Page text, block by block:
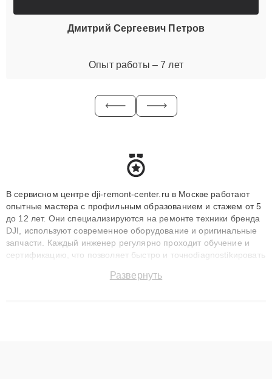
Дмитрий Сергеевич Петров
Опыт работы – 7 лет
В сервисном центре dji-remont-center.ru в Москве работают
опытные мастера с профильным образованием и стажем от 5
до 12 лет. Они специализируются на ремонте техники бренда
DJI, используют современное оборудование и оригинальные
запчасти. Каждый инженер регулярно проходит обучение и
сертификацию, что позволяет быстро и точноdiagnostikировать
до 3 лет. Наши мастера решают сложные случаи: от замены
Развернуть